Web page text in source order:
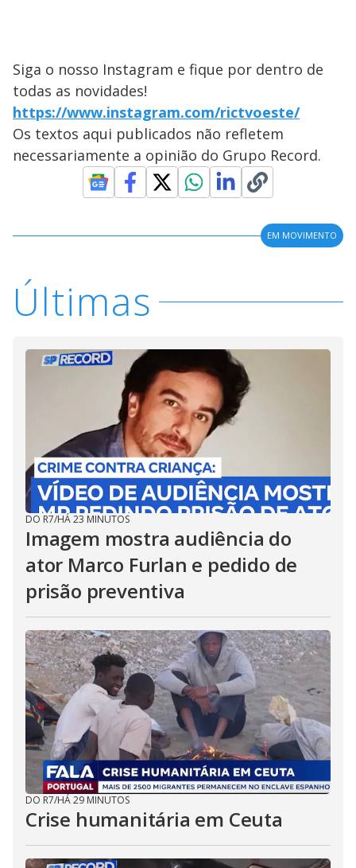
Siga o nosso Instagram e fique por dentro de
todas as novidades!
https://www.instagram.com/rictvoeste/
Os textos aqui publicados não refletem
necessariamente a opinião do Grupo Record.
EM MOVIMENTO
Últimas
DO R7/HÁ 23 MINUTOS
Imagem mostra audiência do
ator Marco Furlan e pedido de
prisão preventiva
DO R7/HÁ 29 MINUTOS
Crise humanitária em Ceuta